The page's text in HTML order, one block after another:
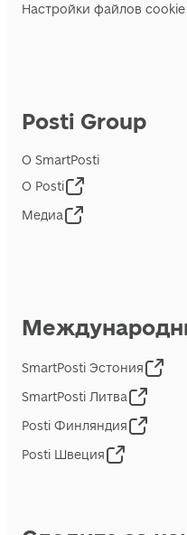
Настройки файлов cookie
Posti Group
О SmartPosti
О Posti
Медиа
SmartPosti Эстония
SmartPosti Литва
Posti Финляндия
Posti Швеция